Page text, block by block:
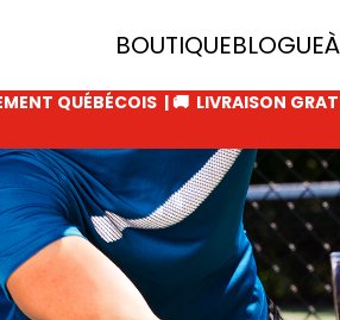
BOUTIQUE
RAQUETTES
SACS
FILETS
LUNETTES
BLOGUE
QUÉBÉCOIS |🚚 LIVRAISON